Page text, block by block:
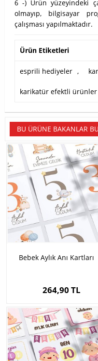
6 -) Ürün yüzeyindeki
olmayıp, bilgisayar
çalışması yapılmaktadır.
Ürün Etiketleri
esprili hediyeler ,
karikatür efektli ürünler
BU ÜRÜNE BAKANLAR
Bebek Aylık Anı Kartları
264,90 TL